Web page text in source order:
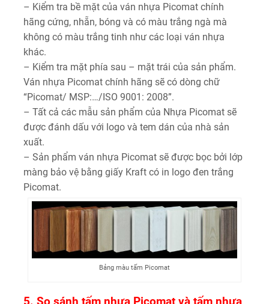
– Kiểm tra bề mặt của ván nhựa Picomat chính
hãng cứng, nhẵn, bóng và có màu trắng ngà mà
không có màu trắng tinh như các loại ván nhựa
khác.
– Kiểm tra mặt phía sau – mặt trái của sản phẩm.
Ván nhựa Picomat chính hãng sẽ có dòng chữ
“Picomat/ MSP:…/ISO 9001: 2008”.
– Tất cả các mẫu sản phẩm của Nhựa Picomat sẽ
được đánh dấu với logo và tem dán của nhà sản
xuất.
– Sản phẩm ván nhựa Picomat sẽ được bọc bởi lớp
màng bảo vệ bằng giấy Kraft có in logo đen trắng
Picomat.
Bảng màu tấm Picomat
5. So sánh tấm nhựa Picomat và tấm nhựa